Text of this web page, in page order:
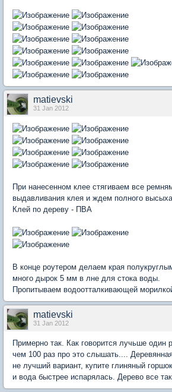
matievski
31 Jan 2012
При нанесенном клее стягиваем все
выдавливания клея и ждем полного
Клей по дереву - ПВА
В конце роутером делаем края
много дырок 5 мм в лне для стока воды.
Пропитываем водоотталкивающей
matievski
31 Jan 2012
Примерно так. Как говорится лучьше один
чем 100 раз про это слышать....
не лучший вариант, купите глиняный
и вода быстрее испарялась. Дерево все